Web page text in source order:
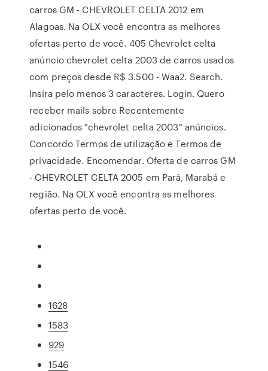
carros GM - CHEVROLET CELTA 2012 em
Alagoas. Na OLX você encontra as melhores
ofertas perto de você. 405 Chevrolet celta
anúncio chevrolet celta 2003 de carros usados
com preços desde R$ 3.500 - Waa2. Search.
Insira pelo menos 3 caracteres. Login. Quero
receber mails sobre Recentemente
adicionados "chevrolet celta 2003" anúncios.
Concordo Termos de utilização e Termos de
privacidade. Encomendar. Oferta de carros GM
- CHEVROLET CELTA 2005 em Pará, Marabá e
região. Na OLX você encontra as melhores
ofertas perto de você.
1628
1583
929
1546